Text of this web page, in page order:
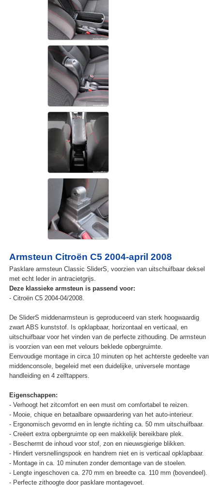
Armsteun Citroën C5 2004-april 2008
Pasklare armsteun Classic SliderS, voorzien van uitschuifbaar deksel
met echt leder in antracietgrijs.
Deze klassieke armsteun is passend voor:
- Citroën C5 2004-04/2008.
De SliderS middenarmsteun is geproduceerd van sterk hoogwaardig
zwart ABS kunststof. Is opklapbaar, horizontaal en verticaal, en
uitschuifbaar voor het vinden van de perfecte zithouding. De armsteun
is voorzien van een met velours beklede opbergruimte.
Eenvoudige montage in circa 10 minuten op het achterste gedeelte van
middenconsole, begeleid met een duidelijke, universele montage
handleiding en 4 zelftappers.
Eigenschappen:
- Verhoogt het zitcomfort en een must om comfortabel te reizen.
- Mooie, chique en betaalbare opwaardering van het auto-interieur.
- Ergonomisch gevormd en in lengte richting ca. 50 mm uitschuifbaar.
- Creëert extra opbergruimte op een makkelijk bereikbare plek.
- Beschermt de inhoud voor stof, zon en nieuwsgierige blikken.
- Hindert versnellingspook en handrem niet en is verticaal opklapbaar.
- Montage in ca. 10 minuten zonder demontage van de stoelen.
- Lengte ingeschoven ca. 270 mm en breedte ca. 110 mm (bovendeel).
- Perfecte zithoogte door pasklare montagevoet.